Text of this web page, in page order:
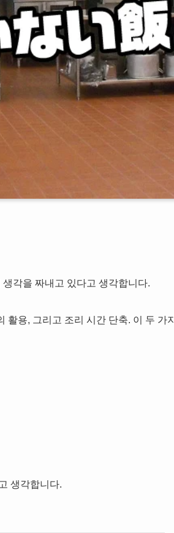
각을 짜내고 있다고 생각합니다.
용, 그리고 조리 시간 단축. 이 두 가지
생각합니다.